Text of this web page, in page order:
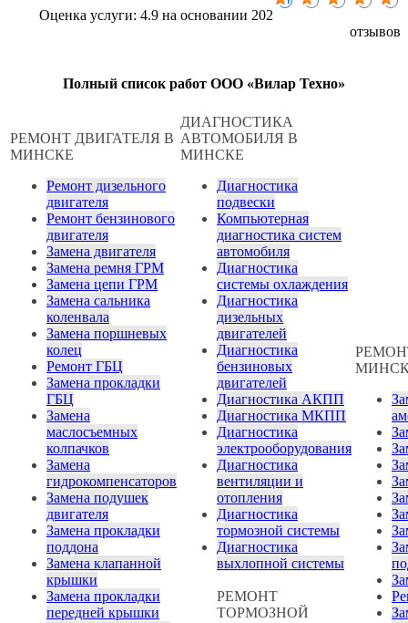
Оценка услуги: 4.9 на основании 202
отзывов
Полный список работ ООО «Вилар Техно»
РЕМОНТ ДВИГАТЕЛЯ В
МИНСКЕ
Ремонт дизельного
двигателя
Ремонт бензинового
двигателя
Замена двигателя
Замена ремня ГРМ
Замена цепи ГРМ
Замена сальника
коленвала
Замена поршневых
колец
Ремонт ГБЦ
Замена прокладки
ГБЦ
Замена
маслосъемных
колпачков
Замена
гидрокомпенсаторов
Замена подушек
двигателя
Замена прокладки
поддона
Замена клапанной
крышки
Замена прокладки
передней крышки
ДИАГНОСТИКА
АВТОМОБИЛЯ В
МИНСКЕ
Диагностика
подвески
Компьютерная
диагностика систем
автомобиля
Диагностика
системы охлаждения
Диагностика
дизельных
двигателей
Диагностика
бензиновых
двигателей
Диагностика АКПП
Диагностика МКПП
Диагностика
электрооборудования
Диагностика
вентиляции и
отопления
Диагностика
тормозной системы
Диагностика
выхлопной системы
РЕМОНТ
ТОРМОЗНОЙ